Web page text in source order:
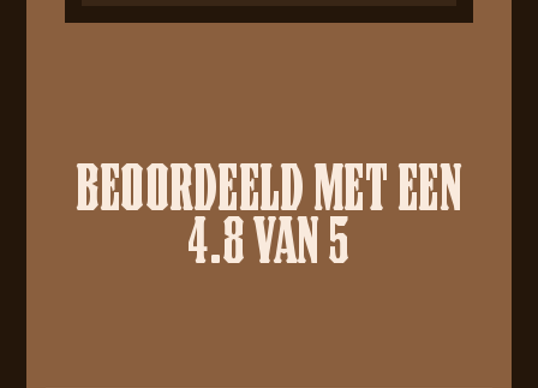
BEOORDEELD MET EEN
4.8 VAN 5